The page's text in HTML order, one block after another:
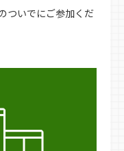
ついでにご参加くだ